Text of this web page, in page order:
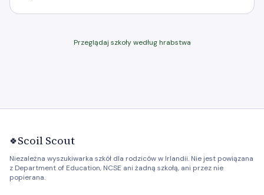
Przeglądaj szkoły według hrabstwa
🍀Scoil Scout
Niezależna wyszukiwarka szkół dla rodziców w Irlandii. Nie jest powiązana
z Department of Education, NCSE ani żadną szkołą, ani przez nie
popierana.